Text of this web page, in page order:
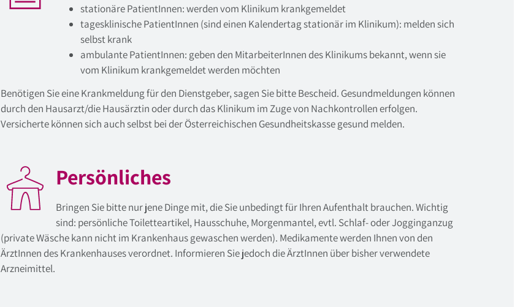
stationäre PatientInnen: werden vom Klinikum krankgemeldet
tagesklinische PatientInnen (sind einen Kalendertag stationär im Klinikum): melden sich
selbst krank
ambulante PatientInnen: geben den MitarbeiterInnen des Klinikums bekannt, wenn sie
vom Klinikum krankgemeldet werden möchten
Benötigen Sie eine Krankmeldung für den Dienstgeber, sagen Sie bitte Bescheid. Gesundmeldungen können
durch den Hausarzt/die Hausärztin oder durch das Klinikum im Zuge von Nachkontrollen erfolgen.
Versicherte können sich auch selbst bei der Österreichischen Gesundheitskasse gesund melden.
Persönliches
Bringen Sie bitte nur jene Dinge mit, die Sie unbedingt für Ihren Aufenthalt brauchen. Wichtig
sind: persönliche Toiletteartikel, Hausschuhe, Morgenmantel, evtl. Schlaf- oder Jogginganzug
(private Wäsche kann nicht im Krankenhaus gewaschen werden). Medikamente werden Ihnen von den
ÄrztInnen des Krankenhauses verordnet. Informieren Sie jedoch die ÄrztInnen über bisher verwendete
Arzneimittel.